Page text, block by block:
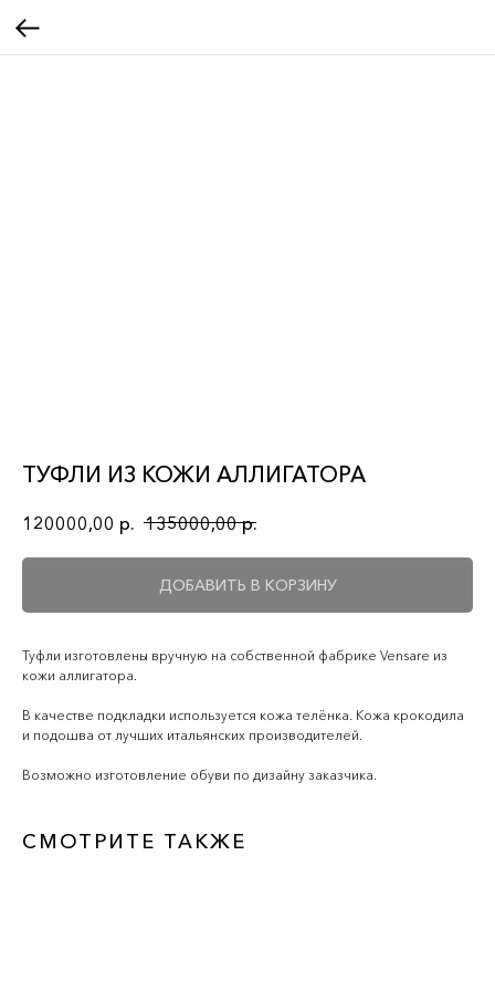
ТУФЛИ ИЗ КОЖИ АЛЛИГАТОРА
120000,00 р. 135000,00 р.
ДОБАВИТЬ В КОРЗИНУ
Туфли изготовлены вручную на собственной фабрике Vensare из
кожи аллигатора.
В качестве подкладки используется кожа телёнка. Кожа крокодила
и подошва от лучших итальянских производителей.
Возможно изготовление обуви по дизайну заказчика.
СМОТРИТЕ ТАКЖЕ